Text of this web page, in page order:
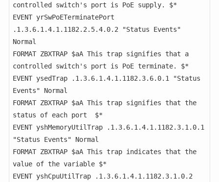
controlled switch's port is PoE supply. $*
EVENT yrSwPoETerminatePort
.1.3.6.1.4.1.1182.2.5.4.0.2 "Status Events"
Normal
FORMAT ZBXTRAP $aA This trap signifies that a
controlled switch's port is PoE terminate. $*
EVENT ysedTrap .1.3.6.1.4.1.1182.3.6.0.1 "Status
Events" Normal
FORMAT ZBXTRAP $aA This trap signifies that the
status of each port  $*
EVENT yshMemoryUtilTrap .1.3.6.1.4.1.1182.3.1.0.1
"Status Events" Normal
FORMAT ZBXTRAP $aA This trap indicates that the
value of the variable $*
EVENT yshCpuUtilTrap .1.3.6.1.4.1.1182.3.1.0.2